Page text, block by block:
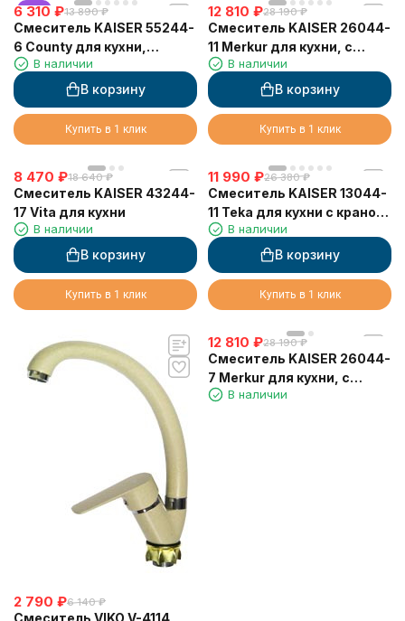
хит
6 310 ₽13 890 ₽
Смеситель KAISER 55244-
6 County для кухни,
темно-бежевый
В наличии
В корзину
Купить в 1 клик
12 810 ₽28 190 ₽
Смеситель KAISER 26044-
11 Merkur для кухни, с
краном для питьевой
воды, бежевый мрамор
В наличии
В корзину
Купить в 1 клик
8 470 ₽18 640 ₽
Смеситель KAISER 43244-
17 Vita для кухни
В наличии
В корзину
Купить в 1 клик
11 990 ₽26 380 ₽
Смеситель KAISER 13044-
11 Teka для кухни с краном
для питьевой воды,
бежевый мрамор
В наличии
В корзину
Купить в 1 клик
2 790 ₽6 140 ₽
Смеситель VIKO V-4114
12 810 ₽28 190 ₽
Смеситель KAISER 26044-
7 Merkur для кухни, с
краном для питьевой
В наличии